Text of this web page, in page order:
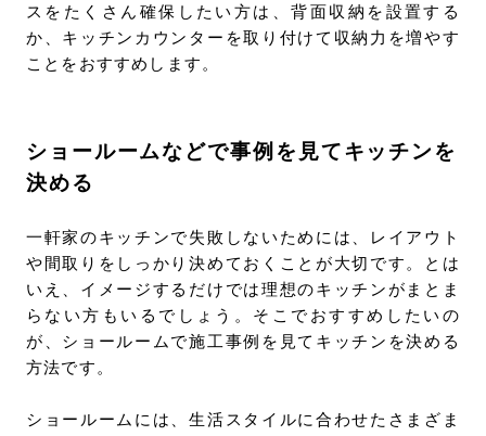
スをたくさん確保したい方は、背面収納を設置する
か、キッチンカウンターを取り付けて収納力を増やす
ことをおすすめします。
ショールームなどで事例を見てキッチンを
決める
一軒家のキッチンで失敗しないためには、レイアウト
や間取りをしっかり決めておくことが大切です。とは
いえ、イメージするだけでは理想のキッチンがまとま
らない方もいるでしょう。そこでおすすめしたいの
が、ショールームで施工事例を見てキッチンを決める
方法です。
ショールームには、生活スタイルに合わせたさまざま